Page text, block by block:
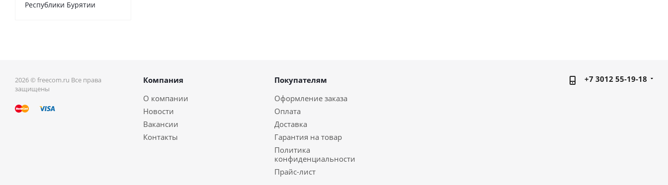
Республики Бурятии
2026 © freecom.ru Все права
защищены
Компания
О компании
Новости
Вакансии
Контакты
Покупателям
Оформление заказа
Оплата
Доставка
Гарантия на товар
Политика
конфиденциальности
Прайс-лист
+7 3012 55-19-18